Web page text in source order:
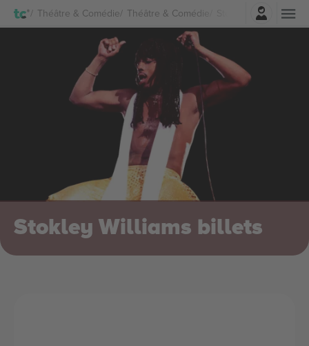
Théâtre & Comédie Théâtre & Comédie Stokley Williams
Connexion
Stokley Williams billets